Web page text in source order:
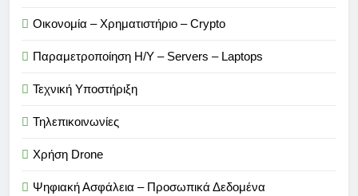
Οικονομία – Χρηματιστήριο – Crypto
Παραμετροποίηση Η/Υ – Servers – Laptops
Τεχνική Υποστήριξη
Τηλεπικοινωνίες
Χρήση Drone
Ψηφιακή Ασφάλεια – Προσωπικά Δεδομένα